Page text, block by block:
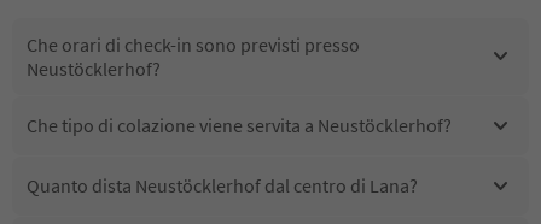
Che orari di check-in sono previsti presso
Neustöcklerhof?
Che tipo di colazione viene servita a Neustöcklerhof?
Quanto dista Neustöcklerhof dal centro di Lana?